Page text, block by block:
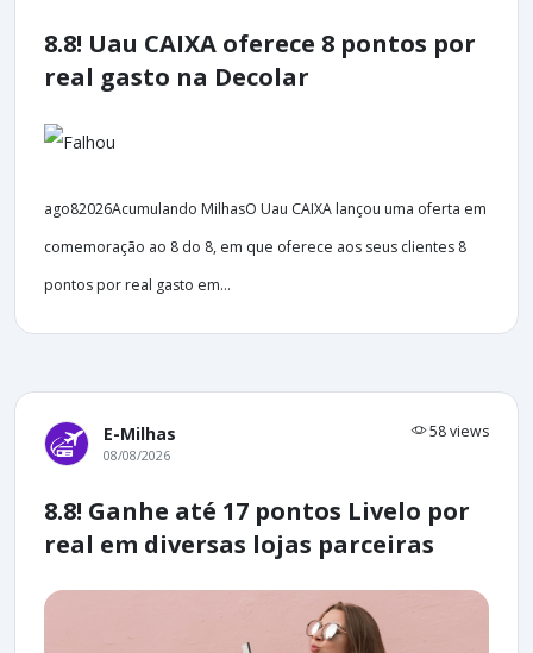
8.8! Uau CAIXA oferece 8 pontos por
real gasto na Decolar
ago82026Acumulando MilhasO Uau CAIXA lançou uma oferta em
comemoração ao 8 do 8, em que oferece aos seus clientes 8
pontos por real gasto em...
E-Milhas 58 views
08/08/2026
8.8! Ganhe até 17 pontos Livelo por
real em diversas lojas parceiras